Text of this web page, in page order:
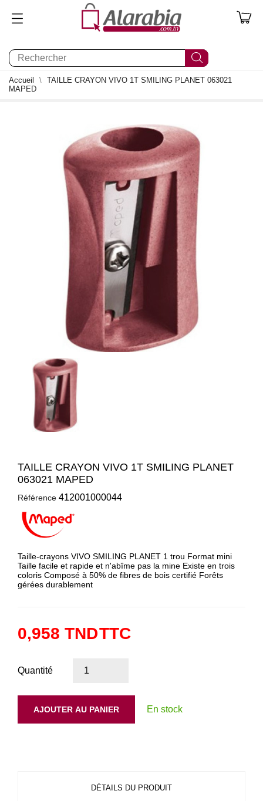
0
Accueil
TAILLE CRAYON VIVO 1T SMILING PLANET 063021
MAPED
TAILLE CRAYON VIVO 1T SMILING PLANET
063021 MAPED
Référence 412001000044
Taille-crayons VIVO SMILING PLANET 1 trou Format mini
Taille facile et rapide et n'abîme pas la mine Existe en trois
coloris Composé à 50% de fibres de bois certifié Forêts
gérées durablement
0,958 TNDTTC
Quantité
AJOUTER AU PANIER En stock
DÉTAILS DU PRODUIT